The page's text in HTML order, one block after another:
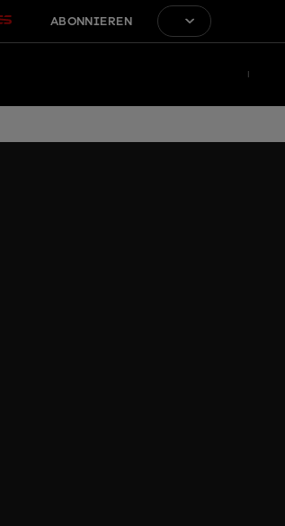
ABONNIEREN